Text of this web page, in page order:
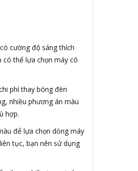
cường độ sáng thích
có thể lựa chọn máy có
phí thay bóng đèn
nhiều phương án màu
hợp.
để lựa chọn dòng máy
tục, bạn nên sử dụng